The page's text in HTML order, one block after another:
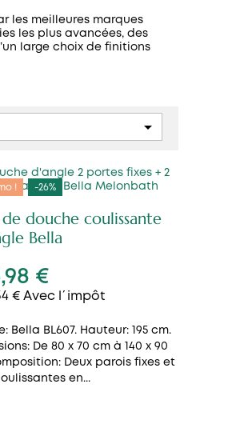
les meilleures marques
les plus avancées, des
large choix de finitions

! -26%
de douche coulissante
Bella
€
€ Avec l´impôt
Bella BL607. Hauteur: 195 cm.
De 80 x 70 cm à 140 x 90
Deux parois fixes et
en...